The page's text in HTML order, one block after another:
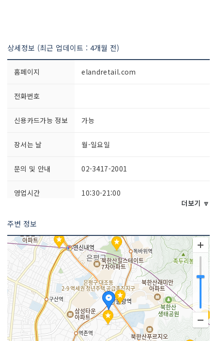
상세정보 (최근 업데이트 : 4개월 전)
홈페이지 elandretail.com
전화번호
신용카드가능 정보 가능
장서는 날 월-일요일
문의 및 안내 02-3417-2001
영업시간 10:30-21:00
화장실 설명 있음
판매 품목
의류 , 신발류 , 가방류 , 식료품 , 복합쇼
핑몰(백화점, 마트, 편의점, 아울렛 등)
더보기 🔽
주변 정보